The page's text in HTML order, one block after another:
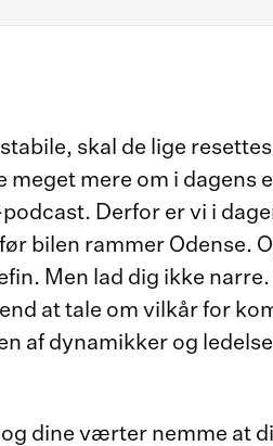
skal de lige
meget mere om i dagens
Derfor er vi i
bilen rammer Odense.
Men lad dig ikke narre.
at tale om vilkår for
af dynamikker og
dine værter nemme at